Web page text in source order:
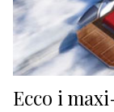
Ecco i